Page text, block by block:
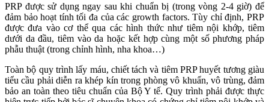
PRP được sử dụng ngay sau khi chuẩn bị (trong vòng 2-4 giờ) để
đảm bảo hoạt tính tối đa của các growth factors. Tùy chỉ định, PRP
được đưa vào cơ thể qua các hình thức như tiêm nội khớp, tiêm
dưới da đầu, tiêm vào da hoặc kết hợp cùng một số phương pháp
phẫu thuật (trong chỉnh hình, nha khoa…)
Toàn bộ quy trình lấy máu, chiết tách và tiêm PRP huyết tương giàu
tiểu cầu phải diễn ra khép kín trong phòng vô khuẩn, vô trùng, đảm
bảo an toàn theo tiêu chuẩn của Bộ Y tế. Quy trình phải được thực